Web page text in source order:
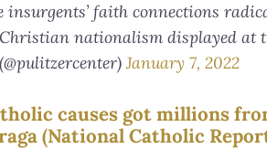
insurgents’ faith connections
nationalism displayed at
January 7, 2022
causes got millions
(National Catholic